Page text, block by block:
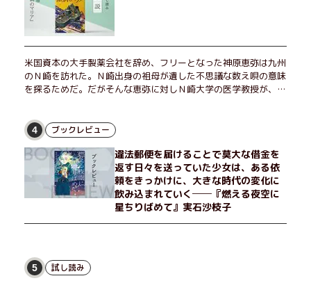
米国資本の大手製薬会社を辞め、フリーとなった神原恵弥は九州
のＮ崎を訪れた。Ｎ崎出身の祖母が遺した不思議な数え唄の意味
を探るためだ。だがそんな恵弥に対しＮ崎大学の医学教授が、米
恵弥は、まるで影のような存在の博士とまみえることはできるの
か？ そして、唄の歌詞「かたむくマリア」に込められた秘密と
は？ 謎めいたラストが鮮烈な余韻を残すシリーズ第四作！
4 ブックレビュー
違法郵便を届けることで莫大な借金を
返す日々を送っていた少女は、ある依
頼をきっかけに、大きな時代の変化に
飲み込まれていく──『燃える夜空に
星ちりばめて』実石沙枝子
5 試し読み